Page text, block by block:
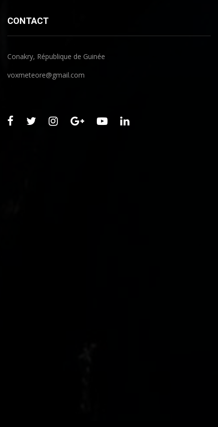
CONTACT
Conakry, République de Guinée
voxmeteore@gmail.com